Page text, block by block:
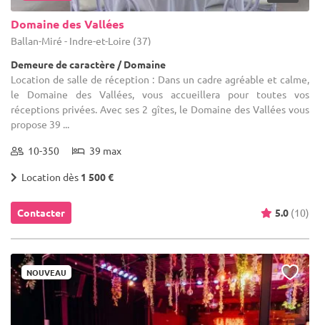
Domaine des Vallées
Ballan-Miré - Indre-et-Loire (37)
Demeure de caractère / Domaine
Location de salle de réception : Dans un cadre agréable et calme,
le Domaine des Vallées, vous accueillera pour toutes vos
réceptions privées. Avec ses 2 gîtes, le Domaine des Vallées vous
propose 39 ...
10-350 39 max
Location dès 1 500 €
Contacter 5.0 (10)
NOUVEAU